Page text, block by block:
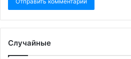
Случайные